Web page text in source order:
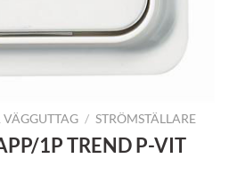
VÄGGUTTAG / STRÖMSTÄLLARE
1P TREND P-VIT